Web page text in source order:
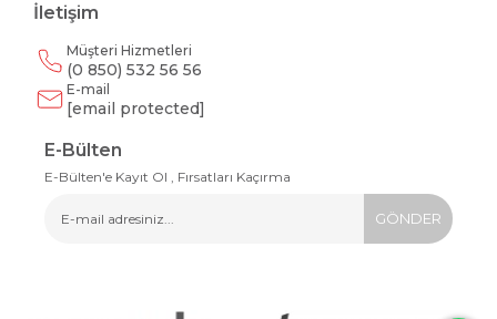
İletişim
Müşteri Hizmetleri
(0 850) 532 56 56
E-mail
[email protected]
E-Bülten
E-Bülten'e Kayıt Ol , Fırsatları Kaçırma
GÖNDER